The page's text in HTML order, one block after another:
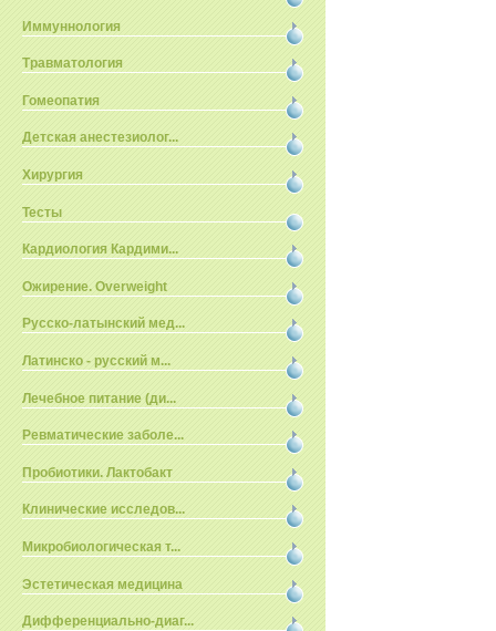
Иммуннология
Травматология
Гомеопатия
Детская анестезиолог...
Хирургия
Тесты
Кардиология Кардими...
Ожирение. Overweight
Русско-латынский мед...
Латинско - русский м...
Лечебное питание (ди...
Ревматические заболе...
Пробиотики. Лактобакт
Клинические исследов...
Микробиологическая т...
Эстетическая медицина
Дифференциально-диаг...